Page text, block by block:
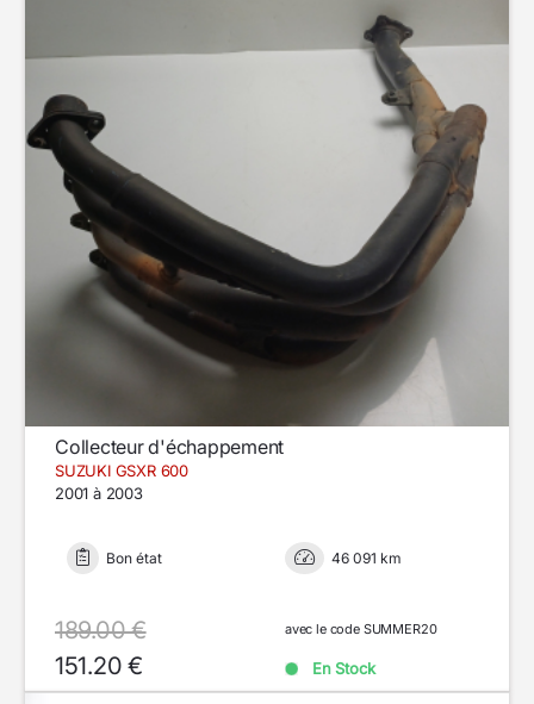
Collecteur d'échappement
SUZUKI GSXR 600
2001 à 2003
Bon état 46 091 km
189.00 €
151.20 €
avec le code SUMMER20
En Stock